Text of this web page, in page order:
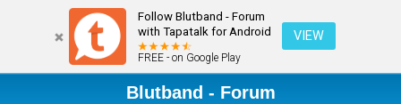
Follow Blutband - Forum
with Tapatalk for Android
FREE - on Google Play
VIEW
Blutband - Forum